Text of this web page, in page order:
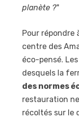
planète ?"
Pour répondre
centre des
éco-pensé.
desquels la
des normes
restauration
récoltés sur le